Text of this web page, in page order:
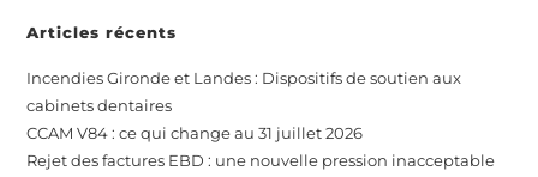
Articles récents
Incendies Gironde et Landes : Dispositifs de soutien aux
cabinets dentaires
CCAM V84 : ce qui change au 31 juillet 2026
Rejet des factures EBD : une nouvelle pression inacceptable